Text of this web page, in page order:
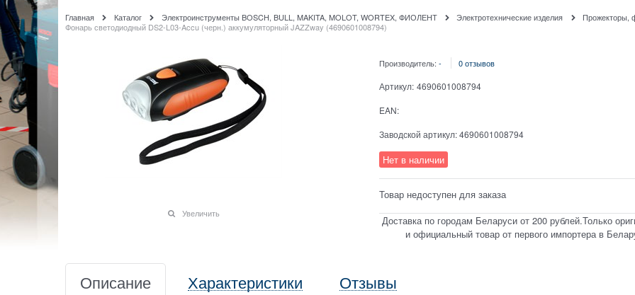
Главная Каталог Электроинструменты BOSCH, BULL, MAKITA, MOLOT, WORTEX, ФИОЛЕНТ Электротехнические изделия
Прожекторы,
Фонарь светодиодный DS2-L03-Accu (черн.) аккумуляторный JAZZway (4690601008794)
Увеличить
Производитель: - 0 отзывов
Артикул: 4690601008794
EAN:
Заводской артикул:4690601008794
Нет в наличии
Товар недоступен для заказа
Доставка по городам Беларуси от 200 рублей.Только
и официальный товар от первого импортера в
Описание Характеристики Отзывы